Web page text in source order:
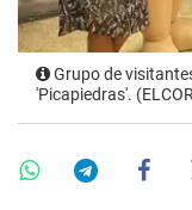
Grupo de
'Picapiedras'.